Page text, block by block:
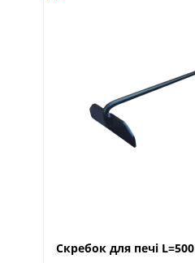
Скребок для печі L=500